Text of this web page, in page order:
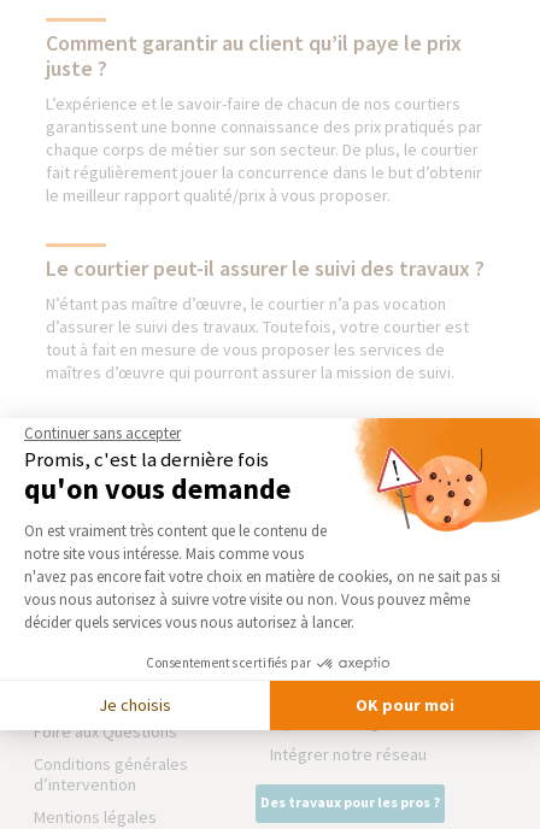
Comment garantir au client qu’il paye le prix
juste ?
L’expérience et le savoir-faire de chacun de nos courtiers
garantissent une bonne connaissance des prix pratiqués par
chaque corps de métier sur son secteur. De plus, le courtier
fait régulièrement jouer la concurrence dans le but d’obtenir
le meilleur rapport qualité/prix à vous proposer.
Le courtier peut-il assurer le suivi des travaux ?
N’étant pas maître d’œuvre, le courtier n’a pas vocation
d’assurer le suivi des travaux. Toutefois, votre courtier est
tout à fait en mesure de vous proposer les services de
maîtres d’œuvre qui pourront assurer la mission de suivi.
AGENCE D'ANTONY -
VERRIÈRES
Qui sommes-nous
Actualités
Notre charte qualité
Partenaires
Trouver une agence
Devenir franchisé
Foire aux Questions
Conditions générales
d’intervention
Mentions légales
NOS DOMAINES
D’INTERVENTION
EXTENSION
RÉNOVATION INTÉRIEURE
TRAVAUX EXTÉRIEURS
NOS PARTENAIRES
Expert Bricolage
Intégrer notre réseau
Des travaux pour les pros ?
Continuer sans accepter
Promis, c'est la dernière fois
qu'on vous demande
Plateforme de Gestion du
On est vraiment très content que le contenu de
notre site vous intéresse. Mais comme vous
n'avez pas encore fait votre choix en matière de cookies, on ne sait pas si
vous nous autorisez à suivre votre visite ou non. Vous pouvez même
décider quels services vous nous autorisez à lancer.
Consentements certifiés par
Je choisis OK pour moi
Axeptio consent